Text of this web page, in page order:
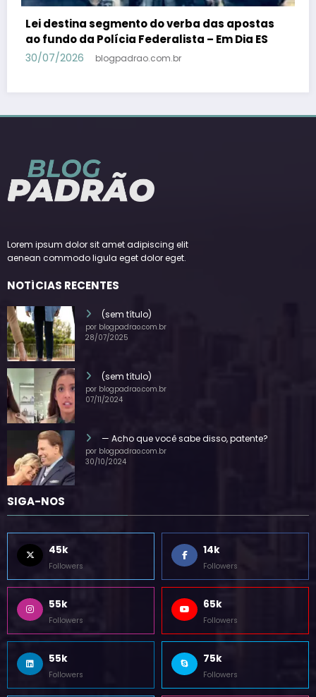
PSB confirma Geraldo Alckmin porquê
candidato a vice-presidente na fórmula com
Lula – Em Dia ES
Lorem ipsum dolor sit amet adipiscing elit
(sem título)
por blogpadrao.com.br
(sem título)
por blogpadrao.com.br
— Acho que você sabe disso, patente?
por blogpadrao.com.br
SIGA-NOS
45k
Followers
14k
Followers
55k
Followers
65k
Followers
55k
Followers
75k
Followers